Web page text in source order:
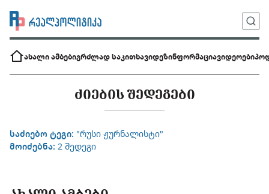
ახალი ამბებიგრძლად საკითხავიდეზინფორმაციავიდეოები
ᲫᲘᲔᲑᲘᲡ ᲨᲔᲓᲔᲒᲔᲑᲘ
საძიებო ტეგი: "რუსი ჟურნალისტი"
მოიძებნა: 2 შედეგი